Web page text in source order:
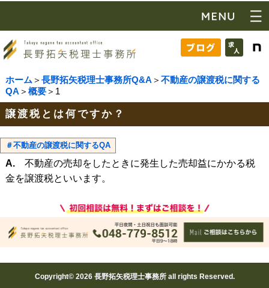
ホーム ＞ 長野拓矢税理士事務所Q&A ＞ 不動産の譲渡税に関する
QA ＞ 概要＞1
譲渡税とは何ですか？
＃不動産の譲渡税に関するQA
A. 不動産の売却をしたときに発生した売却益にかかる税
金を譲渡税といいます。
Copyright© 2026 長野拓矢税理士事務所 all rights Reserved.